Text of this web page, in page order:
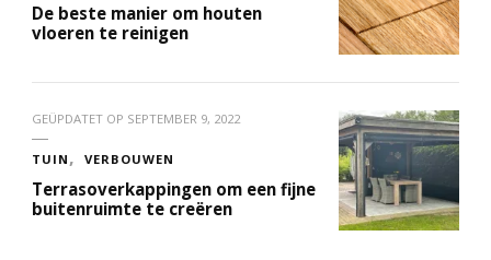
De beste manier om houten
vloeren te reinigen
GEÜPDATET OP SEPTEMBER 9, 2022
TUIN VERBOUWEN
Terrasoverkappingen om een fijne
buitenruimte te creëren